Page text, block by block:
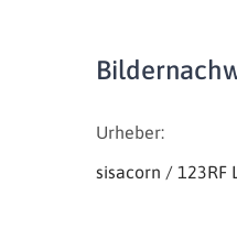
Urheber:
sisacorn / 123RF